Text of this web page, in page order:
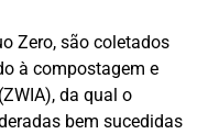
Zero, são coletados
à compostagem e
da qual o
bem sucedidas